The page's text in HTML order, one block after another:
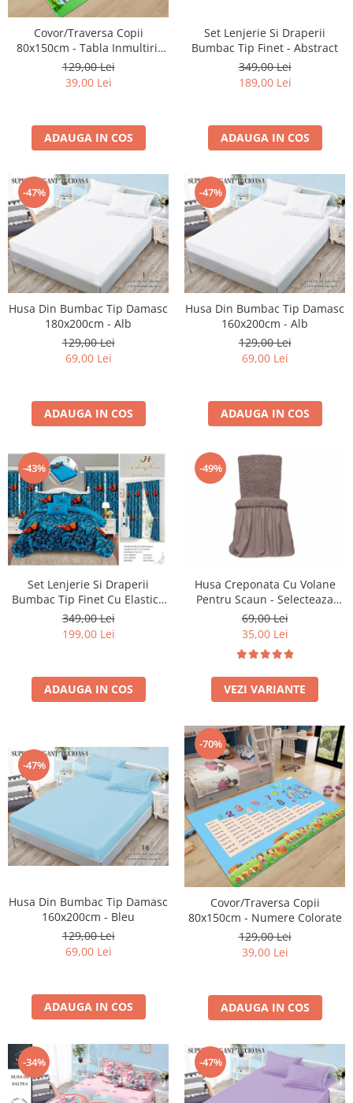
Cearceaf cu elastic 4 piese
Cearceaf normal 6 piese
Lenjerii Catifea
Cearceaf cu elastic
Bumbac Neted Nesatinat
Bumbac 100%
Lenjerii Satin Premium
Lenjerii Jacquard
Lenjerii Matase
Lenjerii Creponate
Lenjerii pentru PASTE
Set Lenjerie + Draperii Pat Dublu
Huse De Pat Tricotate 160x200cm
Huse De Pat Tricotate 180x200cm
Huse Impermeabile
Huse Impermeabile 160x200cm
Covor/Traversa Copii
80x150cm - Tabla Inmultirii
Colorata
129,00 Lei
39,00 Lei
ADAUGA IN COS
Set Lenjerie Si Draperii
Bumbac Tip Finet - Abstract
349,00 Lei
189,00 Lei
ADAUGA IN COS
-47%
Husa Din Bumbac Tip Damasc
180x200cm - Alb
129,00 Lei
69,00 Lei
ADAUGA IN COS
-47%
Husa Din Bumbac Tip Damasc
160x200cm - Alb
129,00 Lei
69,00 Lei
ADAUGA IN COS
-43%
Set Lenjerie Si Draperii
Bumbac Tip Finet Cu Elastic -
Dansul Fluturilor
349,00 Lei
199,00 Lei
ADAUGA IN COS
-49%
Husa Creponata Cu Volane
Pentru Scaun - Selecteaza
Culoarea Dorita
69,00 Lei
35,00 Lei
VEZI VARIANTE
-47%
Husa Din Bumbac Tip Damasc
160x200cm - Bleu
129,00 Lei
69,00 Lei
ADAUGA IN COS
-70%
Covor/Traversa Copii
80x150cm - Numere Colorate
129,00 Lei
39,00 Lei
ADAUGA IN COS
-34% -47%